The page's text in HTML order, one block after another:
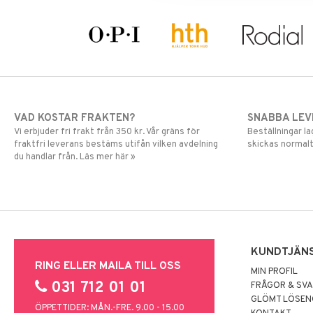
VAD KOSTAR FRAKTEN?
Vi erbjuder fri frakt från 350 kr. Vår gräns för
fraktfri leverans bestäms utifån vilken avdelning
du handlar från. Läs mer här »
SNABBA
Beställningar
skickas
RING ELLER MAILA TILL OSS
031 712 01 01
ÖPPETTIDER: MÅN.-FRE. 9.00 - 15.00
MIN PROFIL
FRÅGOR &
GLÖMT